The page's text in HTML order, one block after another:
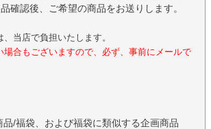
確認後、ご希望の商品をお送りします。
当店で負担いたします。
合もございますので、必ず、事前にメールで
品/福袋、および福袋に類似する企画商品